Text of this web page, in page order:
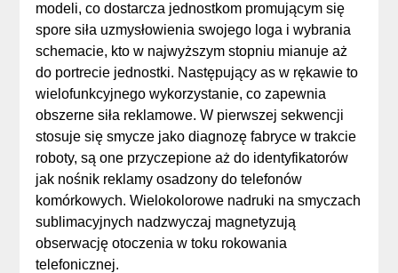
modeli, co dostarcza jednostkom promującym się
spore siła uzmysłowienia swojego loga i wybrania
schemacie, kto w najwyższym stopniu mianuje aż
do portrecie jednostki. Następujący as w rękawie to
wielofunkcyjnego wykorzystanie, co zapewnia
obszerne siła reklamowe. W pierwszej sekwencji
stosuje się smycze jako diagnozę fabryce w trakcie
roboty, są one przyczepione aż do identyfikatorów
jak nośnik reklamy osadzony do telefonów
komórkowych. Wielokolorowe nadruki na smyczach
sublimacyjnych nadzwyczaj magnetyzują
obserwację otoczenia w toku rokowania
telefonicznej.